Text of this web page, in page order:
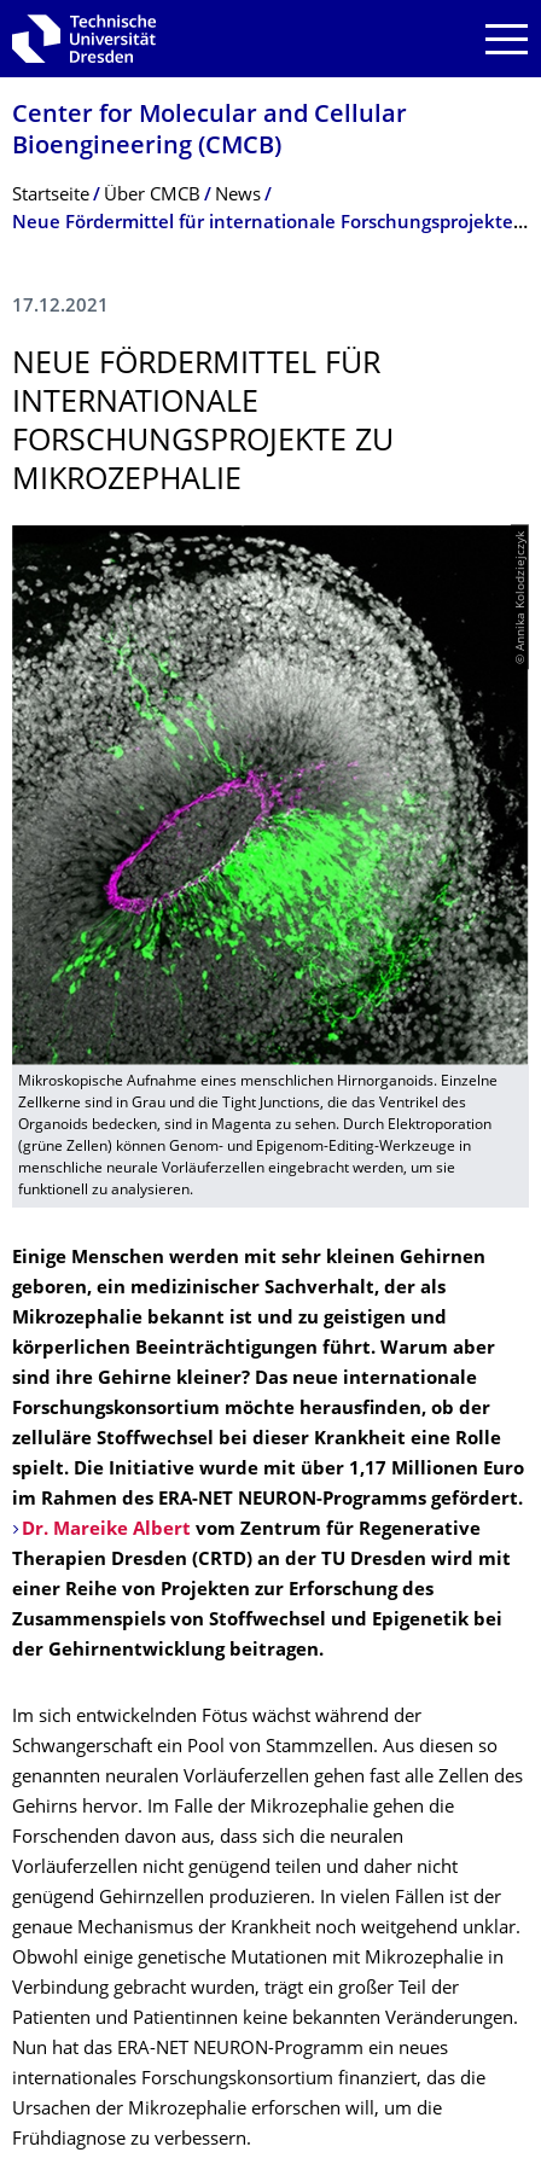
Zur Hauptnavigation springen
Zur Suche springen
Zum Inhalt springen
Center for Molecular and Cellular
Bioengineering (CMCB)
Breadcrumb-Menü
Startseite Über CMCB
News
Neue Fördermittel für internationale Forschungsprojekte zu Mikrozephalie
17.12.2021
NEUE FÖRDERMITTEL FÜR
INTERNATIONALE
FORSCHUNGSPRO­JEKTE ZU
MIKROZEPHALIE
© Annika Kolodziejczyk
Mikroskopische Aufnahme eines menschlichen Hirnorganoids. Einzelne
Zellkerne sind in Grau und die Tight Junctions, die das Ventrikel des
Organoids bedecken, sind in Magenta zu sehen. Durch Elektroporation
(grüne Zellen) können Genom- und Epigenom-Editing-Werkzeuge in
menschliche neurale Vorläuferzellen eingebracht werden, um sie
funktionell zu analysieren.
Einige Menschen werden mit sehr kleinen Gehirnen
geboren, ein medizinischer Sachverhalt, der als
Mikrozephalie bekannt ist und zu geistigen und
körperlichen Beeinträchtigungen führt. Warum aber
sind ihre Gehirne kleiner? Das neue internationale
Forschungskonsortium möchte herausfinden, ob der
zelluläre Stoffwechsel bei dieser Krankheit eine Rolle
spielt. Die Initiative wurde mit über 1,17 Millionen Euro
im Rahmen des ERA-NET NEURON-Programms gefördert.
Dr. Mareike Albert vom Zentrum für Regenerative
Therapien Dresden (CRTD) an der TU Dresden wird mit
einer Reihe von Projekten zur Erforschung des
Zusammenspiels von Stoffwechsel und Epigenetik bei
der Gehirnentwicklung beitragen.
Im sich entwickelnden Fötus wächst während der
Schwangerschaft ein Pool von Stammzellen. Aus diesen so
genannten neuralen Vorläuferzellen gehen fast alle Zellen des
Gehirns hervor. Im Falle der Mikrozephalie gehen die
Forschenden davon aus, dass sich die neuralen
Vorläuferzellen nicht genügend teilen und daher nicht
genügend Gehirnzellen produzieren. In vielen Fällen ist der
genaue Mechanismus der Krankheit noch weitgehend unklar.
Obwohl einige genetische Mutationen mit Mikrozephalie in
Verbindung gebracht wurden, trägt ein großer Teil der
Patienten und Patientinnen keine bekannten Veränderungen.
Nun hat das ERA-NET NEURON-Programm ein neues
internationales Forschungskonsortium finanziert, das die
Ursachen der Mikrozephalie erforschen will, um die
Frühdiagnose zu verbessern.